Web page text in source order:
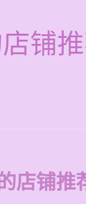
铺
店铺推